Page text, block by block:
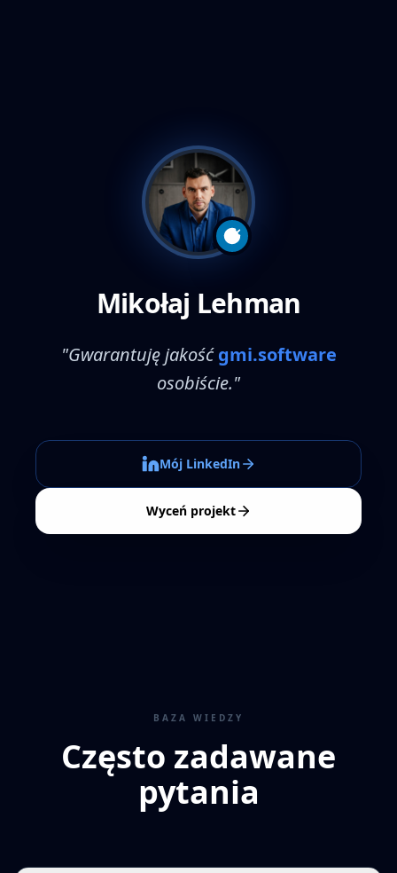
Mikołaj Lehman
"Gwarantuję jakośćgmi.software
osobiście."
Mój LinkedIn
Wyceń projekt
BAZA WIEDZY
Często zadawane
pytania